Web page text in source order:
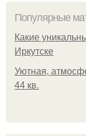
Популярные
Какие
Иркутске
Уютная,
44 кв.